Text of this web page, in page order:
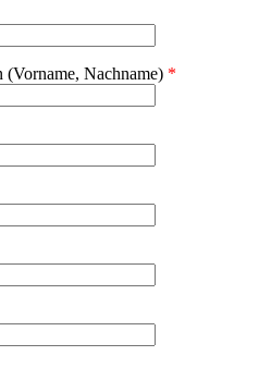
Nachname) *